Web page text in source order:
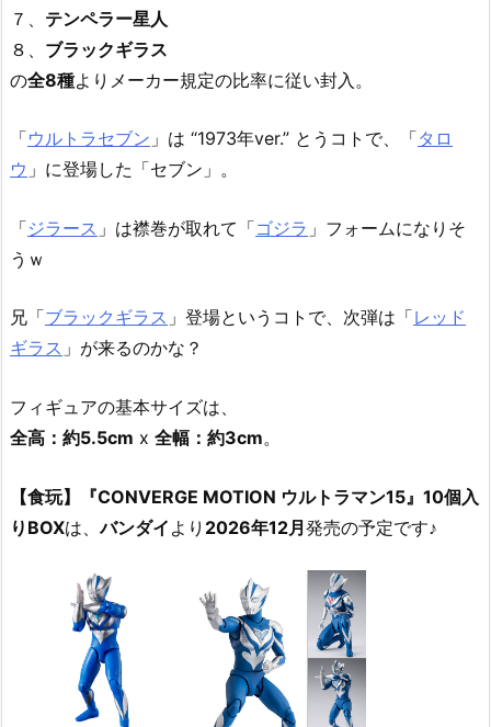
７、 テンペラー星人
８、 ブラックギラス
の全8種よりメーカー規定の比率に従い封入。
「ウルトラセブン 」は “1973年ver.” とうコトで、「タロ
ウ 」に登場した「セブン」。
「ジラース 」は襟巻が取れて「ゴジラ 」フォームになりそ
うｗ
兄「ブラックギラス 」登場というコトで、次弾は「レッド
ギラス 」が来るのかな？
フィギュアの基本サイズは、
全高：約5.5cm x 全幅：約3cm。
【食玩】『CONVERGE MOTION ウルトラマン15』10個入
りBOXは、バンダイ より 2026年12月発売の予定です♪